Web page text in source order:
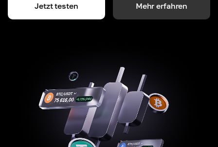
Jetzt testen Mehr erfahren